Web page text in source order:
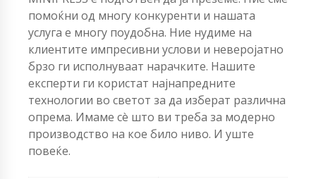
помоќни од многу конкуренти и нашата
услуга е многу поудобна. Ние нудиме на
клиентите импресивни услови и неверојатно
брзо ги исполнуваат нарачките. Нашите
експерти ги користат најнапредните
технологии во светот за да изберат различна
опрема. Имаме сè што ви треба за модерно
производство на кое било ниво. И уште
повеќе.